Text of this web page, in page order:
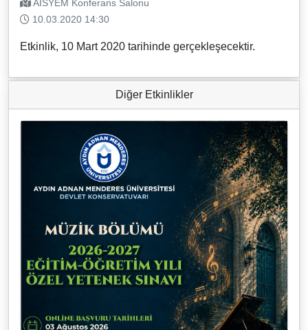
AİSYEM Konferans Salonu
10.03.2020 14:30
Etkinlik, 10 Mart 2020 tarihinde gerçekleşecektir.
Diğer Etkinlikler